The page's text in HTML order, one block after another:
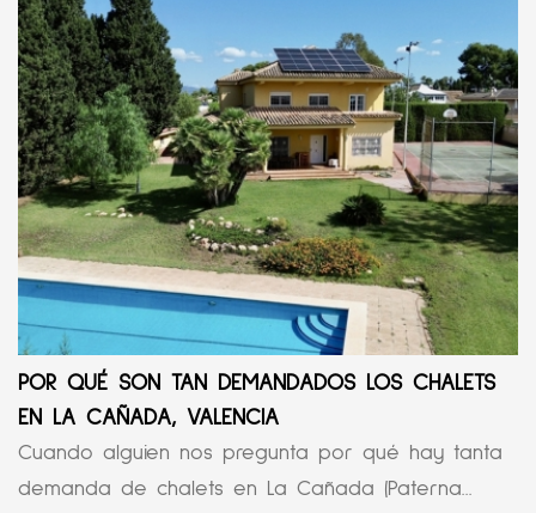
POR QUÉ SON TAN DEMANDADOS LOS CHALETS
EN LA CAÑADA, VALENCIA
Cuando alguien nos pregunta por qué hay tanta
demanda de chalets en La Cañada (Paterna...